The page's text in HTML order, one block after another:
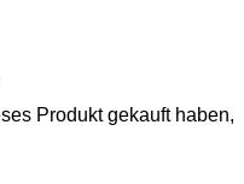
Produkt gekauft haben,